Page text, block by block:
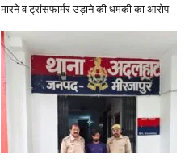
मारने व ट्रांसफार्मर उड़ाने की धमकी का आरोप